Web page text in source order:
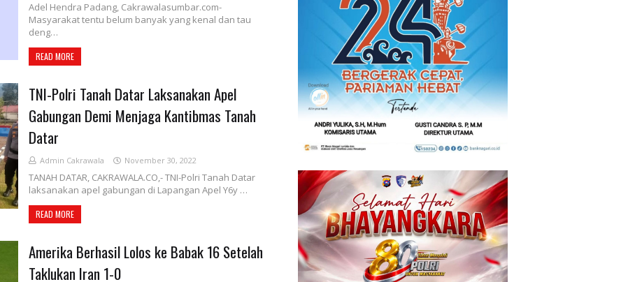
Adel Hendra Padang, Cakrawalasumbar.com-
Masyarakat tentu belum banyak yang kenal dan tau
deng…
READ MORE
TNI-Polri Tanah Datar Laksanakan Apel
Gabungan Demi Menjaga Kantibmas Tanah
Datar
Admin Cakrawala November 30, 2022
TANAH DATAR, CAKRAWALA.CO,- TNI-Polri Tanah Datar
laksanakan apel gabungan di Lapangan Apel Y6y …
READ MORE
Amerika Berhasil Lolos ke Babak 16 Setelah
Taklukan Iran 1-0